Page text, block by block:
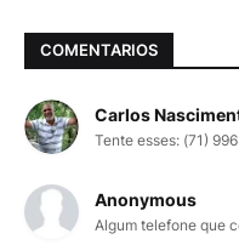
COMENTARIOS
Carlos
Tente esses: (71)
Anonymous
Algum telefone que